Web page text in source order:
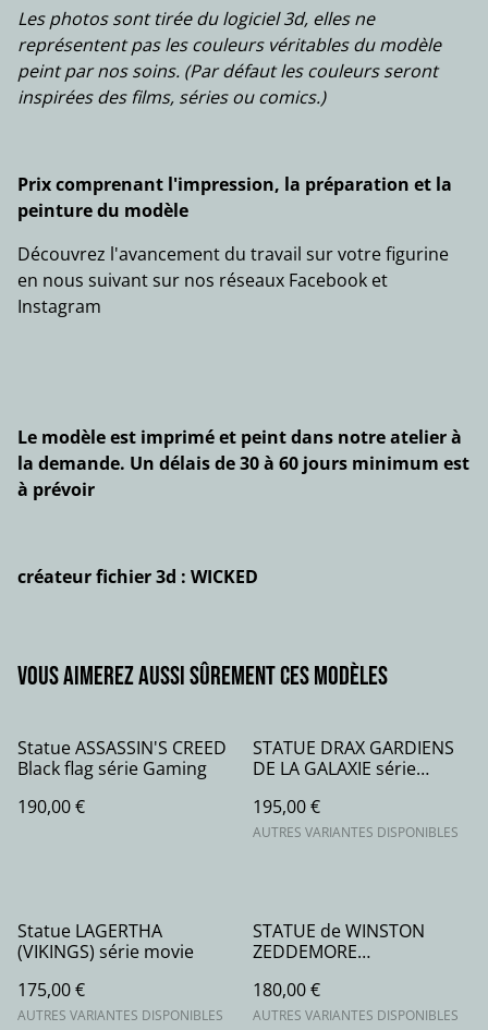
Les photos sont tirée du logiciel 3d, elles ne
représentent pas les couleurs véritables du modèle
peint par nos soins. (Par défaut les couleurs seront
inspirées des films, séries ou comics.)
Prix comprenant l'impression, la préparation et la
peinture du modèle
Découvrez l'avancement du travail sur votre figurine
en nous suivant sur nos réseaux Facebook et
Instagram
Le modèle est imprimé et peint dans notre atelier à
la demande. Un délais de 30 à 60 jours minimum est
à prévoir
créateur fichier 3d : WICKED
Vous aimerez aussi sûrement ces modèles
Statue ASSASSIN'S CREED
Black flag série Gaming
190,00 €
STATUE DRAX GARDIENS
DE LA GALAXIE série
195,00 €
AUTRES VARIANTES DISPONIBLES
Statue LAGERTHA
(VIKINGS) série movie
175,00 €
AUTRES VARIANTES DISPONIBLES
STATUE de WINSTON
ZEDDEMORE
180,00 €
AUTRES VARIANTES DISPONIBLES